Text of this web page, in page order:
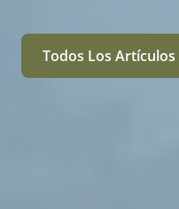
Todos Los Artículos